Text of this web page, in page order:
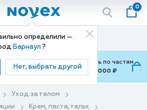
определили —
Барнаул ?
Нет, выбрать другой
0
Способ доставки
Доставка
с Подели
Можно оплатить по частям
от 700 ₽ до 15,000 ₽
Уход за телом
Крем, паста, тальк